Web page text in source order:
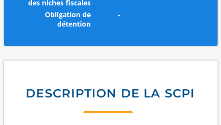
des niches fiscales
Obligation de
détention
-
DESCRIPTION DE LA SCPI